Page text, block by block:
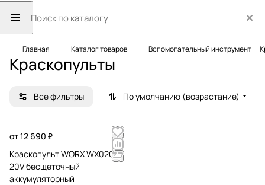
Главная Каталог товаров Вспомогательный инструмент
Краскопульты
Все фильтры По умолчанию (возрастание)
от 12 690 ₽
Краскопульт WORX WX020.9
20V бесщеточный
аккумуляторный